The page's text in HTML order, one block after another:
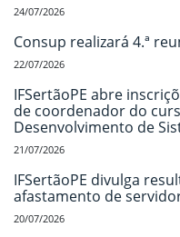
24/07/2026
Consup realizará 4.ª
22/07/2026
IFSertãoPE abre
de coordenador do
Desenvolvimento de
21/07/2026
IFSertãoPE divulga
afastamento de
20/07/2026